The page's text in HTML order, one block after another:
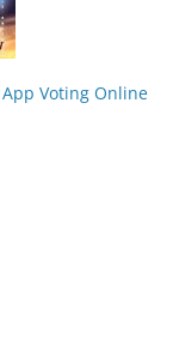
Voting Online